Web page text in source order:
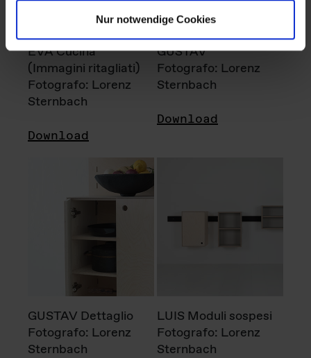
Nur notwendige Cookies
EVA Cucina
(Immagini ritagliati)
Fotografo: Lorenz
Sternbach
Download
GUSTAV
Fotografo: Lorenz
Sternbach
Download
GUSTAV Dettaglio
Fotografo: Lorenz
Sternbach
LUIS Moduli sospesi
Fotografo: Lorenz
Sternbach